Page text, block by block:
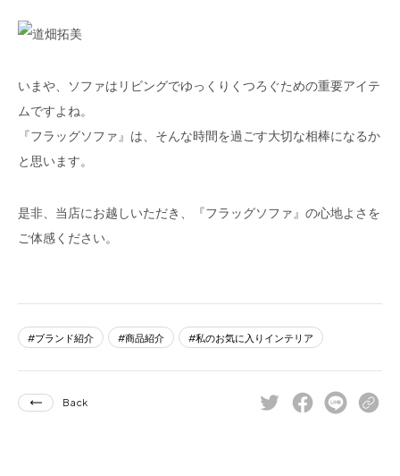
いまや、ソファはリビングでゆっくりくつろぐための重要アイテ
ムですよね。
『フラッグソファ』は、そんな時間を過ごす大切な相棒になるか
と思います。
是非、当店にお越しいただき、『フラッグソファ』の心地よさを
ご体感ください。
ブランド紹介 商品紹介 私のお気に入りインテリア
Back